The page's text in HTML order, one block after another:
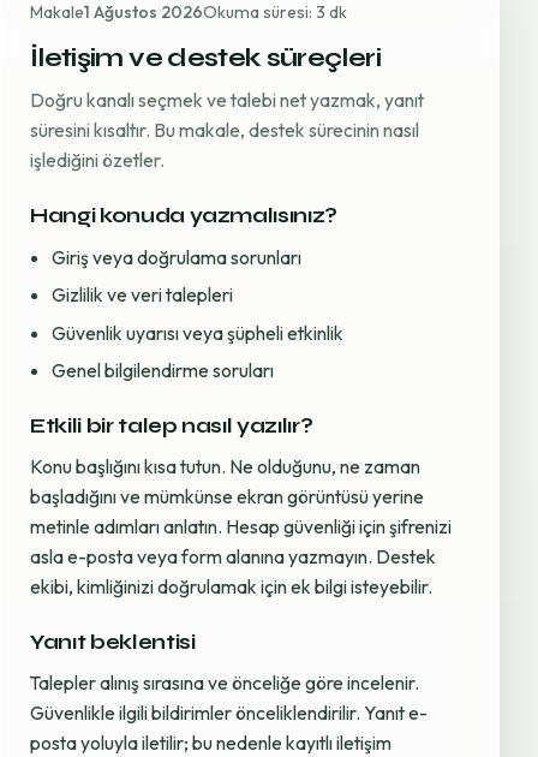
Makale1 Ağustos 2026Okuma süresi: 3 dk
İletişim ve destek süreçleri
Doğru kanalı seçmek ve talebi net yazmak, yanıt
süresini kısaltır. Bu makale, destek sürecinin nasıl
işlediğini özetler.
Hangi konuda yazmalısınız?
Giriş veya doğrulama sorunları
Gizlilik ve veri talepleri
Güvenlik uyarısı veya şüpheli etkinlik
Genel bilgilendirme soruları
Etkili bir talep nasıl yazılır?
Konu başlığını kısa tutun. Ne olduğunu, ne zaman
başladığını ve mümkünse ekran görüntüsü yerine
metinle adımları anlatın. Hesap güvenliği için şifrenizi
asla e-posta veya form alanına yazmayın. Destek
ekibi, kimliğinizi doğrulamak için ek bilgi isteyebilir.
Yanıt beklentisi
Talepler alınış sırasına ve önceliğe göre incelenir.
Güvenlikle ilgili bildirimler önceliklendirilir. Yanıt e-
posta yoluyla iletilir; bu nedenle kayıtlı iletişim